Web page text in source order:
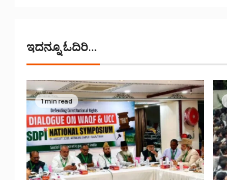
ಇದನ್ನೂ ಓದಿರಿ...
1 min read